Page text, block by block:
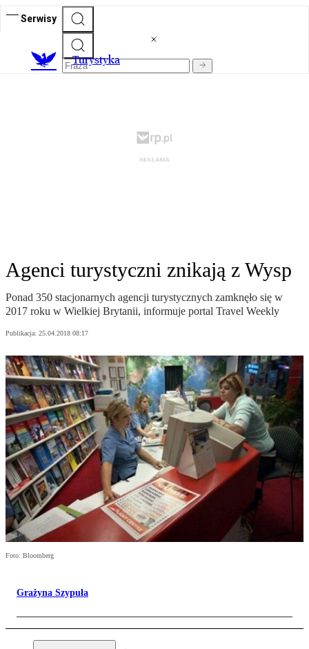
Serwisy
Turystyka
Agenci turystyczni znikają z Wysp
Ponad 350 stacjonarnych agencji turystycznych zamknęło się w
2017 roku w Wielkiej Brytanii, informuje portal Travel Weekly
Publikacja: 25.04.2018 08:17
Foto: Bloomberg
Grażyna Szypuła